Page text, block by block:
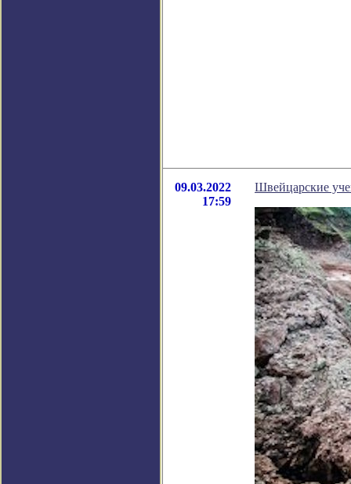
09.03.2022
17:59
Швейцарские